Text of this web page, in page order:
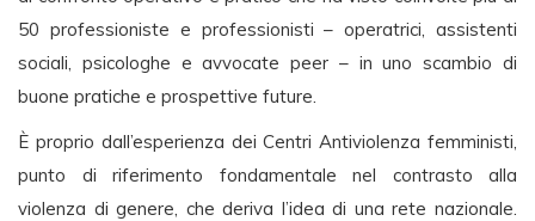
50 professioniste e professionisti – operatrici, assistenti
sociali, psicologhe e avvocate peer – in uno scambio di
buone pratiche e prospettive future.
È proprio dall’esperienza dei Centri Antiviolenza femministi,
punto di riferimento fondamentale nel contrasto alla
violenza di genere, che deriva l’idea di una rete nazionale.